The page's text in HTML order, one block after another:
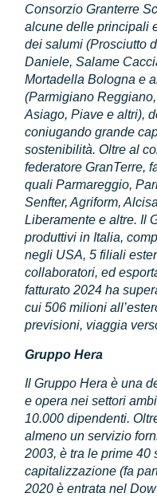
Consorzio Granterre
alcune delle principali
dei salumi (Prosciutto
Daniele, Salame
Mortadella Bologna e
(Parmigiano
Asiago, Piave e altri),
coniugando grande
sostenibilità. Oltre al
federatore GranTerre,
quali Parmareggio,
Senfter, Agriform,
Liberamente e altre. Il
produttivi in Italia,
negli USA, 5 filiali
collaboratori, ed
fatturato 2024 ha
cui 506 milioni
previsioni, viaggia
Gruppo Hera
Il Gruppo Hera è una
e opera nei settori
10.000 dipendenti.
almeno un servizio
2003, è tra le prime 40
capitalizzazione (fa
2020 è entrata nel